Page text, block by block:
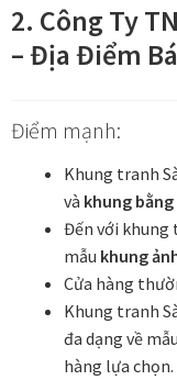
Giỏ hàng
Giới Thiệu Mia Home
Homepage Test
In tranh treo tường
Fine Art Giclée
In ảnh theo yêu
In tranh canvas
2. Công Ty
– Địa Điểm
Điểm mạnh:
Khung tranh
và khung bằng
Đến với khung
mẫu khung
Cửa hàng
Khung tranh
đa dạng về
hàng lựa chọn.